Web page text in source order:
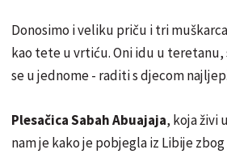
Donosimo i veliku priču i tri
kao tete u vrtiću. Oni idu u teretanu,
se u jednome - raditi s djecom
Plesačica Sabah Abuajaja, koja živi
nam je kako je pobjegla iz Libije zbog